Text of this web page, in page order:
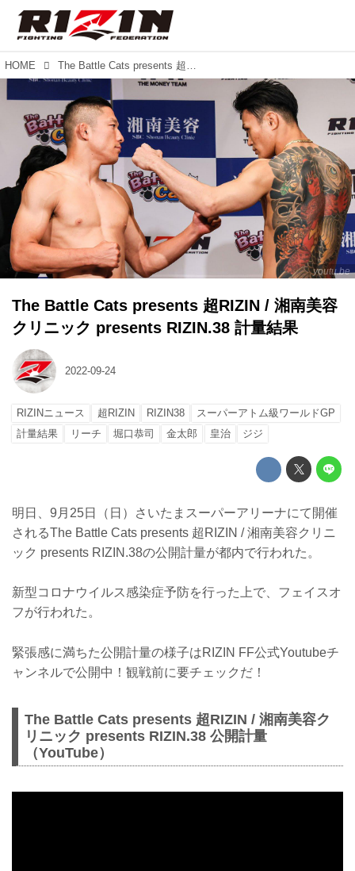
HOME The Battle Cats presents 超RIZIN / 湘南美容クリニック presents RIZIN.38 計量結果
youtu.be
The Battle Cats presents 超RIZIN / 湘南美容
クリニック presents RIZIN.38 計量結果
2022-09-24
RIZINニュース 超RIZIN RIZIN38
スーパーアトム級ワールドGP
計量結果
リーチ 堀口恭司 金太郎 皇治 ジジ
明日、9月25日（日）さいたまスーパーアリーナにて開催
されるThe Battle Cats presents 超RIZIN / 湘南美容クリニ
ック presents RIZIN.38の公開計量が都内で行われた。
新型コロナウイルス感染症予防を行った上で、フェイスオ
フが行われた。
緊張感に満ちた公開計量の様子はRIZIN FF公式Youtubeチ
ャンネルで公開中！観戦前に要チェックだ！
The Battle Cats presents 超RIZIN / 湘南美容ク
リニック presents RIZIN.38 公開計量
（YouTube）